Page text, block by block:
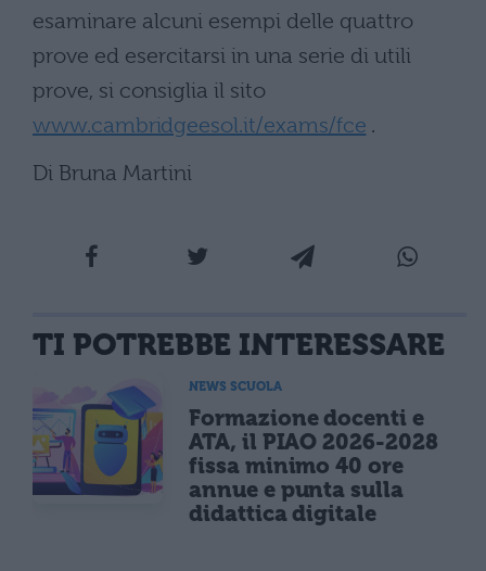
esaminare alcuni esempi delle quattro
prove ed esercitarsi in una serie di utili
prove, si consiglia il sito
www.cambridgeesol.it/exams/fce .
Di Bruna Martini
TI POTREBBE INTERESSARE
NEWS SCUOLA
Formazione docenti e
ATA, il PIAO 2026-2028
fissa minimo 40 ore
annue e punta sulla
didattica digitale